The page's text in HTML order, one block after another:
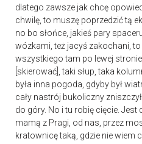
dlatego zawsze jak chcę
chwilę, to muszę poprzedzić tą
no bo słońce, jakieś pary
wózkami, też jacyś zakochani,
wszystkiego tam po lewej
[skierować], taki słup, taka
była inna pogoda, gdyby był
cały nastrój bukoliczny
do góry. No i tu robię cięcie. Jest
mamą z Pragi, od nas, przez
kratownicę taką, gdzie nie wiem